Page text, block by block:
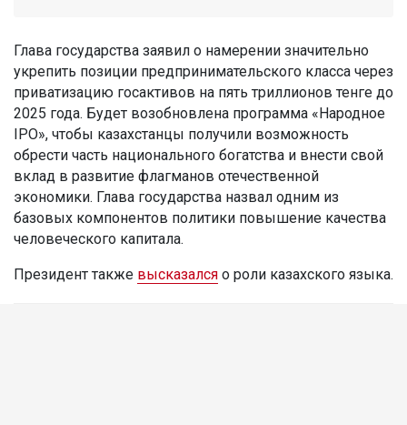
Глава государства заявил о намерении значительно
укрепить позиции предпринимательского класса через
приватизацию госактивов на пять триллионов тенге до
2025 года. Будет возобновлена программа «Народное
IPO», чтобы казахстанцы получили возможность
обрести часть национального богатства и внести свой
вклад в развитие флагманов отечественной
экономики. Глава государства назвал одним из
базовых компонентов политики повышение качества
человеческого капитала.
Президент также высказался о роли казахского языка.